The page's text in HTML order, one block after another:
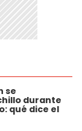
se
durante
qué dice el